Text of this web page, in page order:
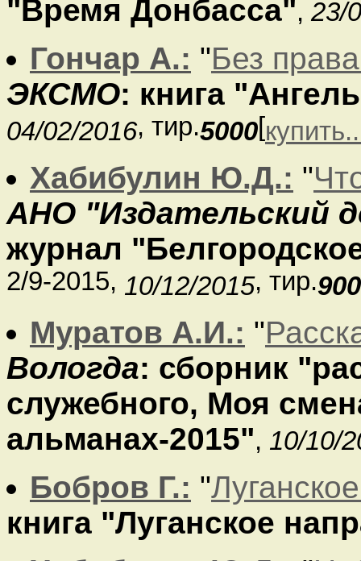
"Время Донбасса", 23/
Гончар А.: "Без
ЭКСМО: книга
04/02/2016, тир.5000[
Хабибулин Ю.Д.: "
АНО "Издательский
журнал
2/9-2015, 10/12/2015, тир.900
Муратов А.И.: "
Вологда: сборник
служебного, Моя
альманах-2015", 10/10/
Бобров Г.: "
книга "Луганское